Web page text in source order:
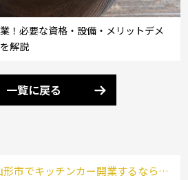
！必要な資格・設備・メリットデメ
解説
一覧に戻る
形市でキッチンカー開業するなら格